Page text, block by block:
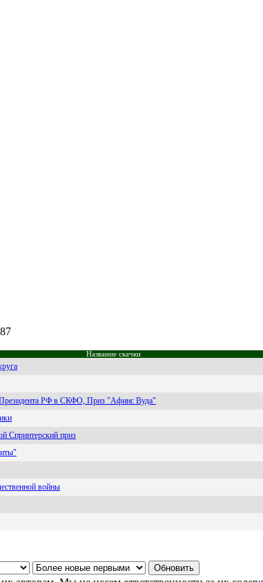
Название скачки
РФ в СКФО, Приз "Афинс Вуда"
Спринтерский приз
войны